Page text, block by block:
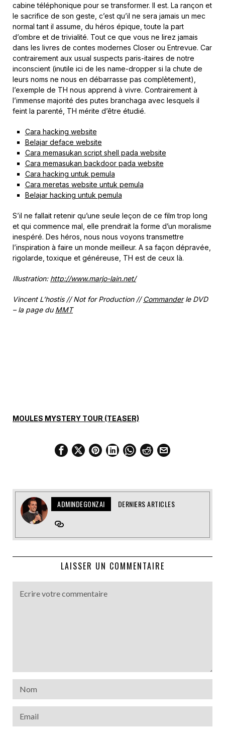
cabine téléphonique pour se transformer. Il est. La rançon et
le sacrifice de son geste, c’est qu’il ne sera jamais un mec
normal tant il assume, du héros épique, toute la part
d’ombre et de trivialité. Tout ce que vous ne lirez jamais
dans les livres de contes modernes Closer ou Entrevue. Car
contrairement aux usual suspects paris-itaires de notre
inconscient (inutile ici de les name-dropper si la chute de
leurs noms ne nous en débarrasse pas complètement),
l’exemple de TH nous apprend à vivre. Contrairement à
l’immense majorité des putes branchaga avec lesquels il
feint la parenté, TH mérite d’être étudié.
Cara hacking website
Belajar deface website
Cara memasukan script shell pada website
Cara memasukan backdoor pada website
Cara hacking untuk pemula
Cara meretas website untuk pemula
Belajar hacking untuk pemula
S’il ne fallait retenir qu’une seule leçon de ce film trop long
et qui commence mal, elle prendrait la forme d’un moralisme
inespéré. Des héros, nous nous voyons transmettre
l’inspiration à faire un monde meilleur. A sa façon dépravée,
rigolarde, toxique et généreuse, TH est de ceux là.
Illustration: http://www.marjo-lain.net/
Vincent L’hostis // Not for Production //Commanderle DVD
– la page du MMT
MOULES MYSTERY TOUR (TEASER)
ADMINDEGONZAI DERNIERS ARTICLES
LAISSER UN COMMENTAIRE